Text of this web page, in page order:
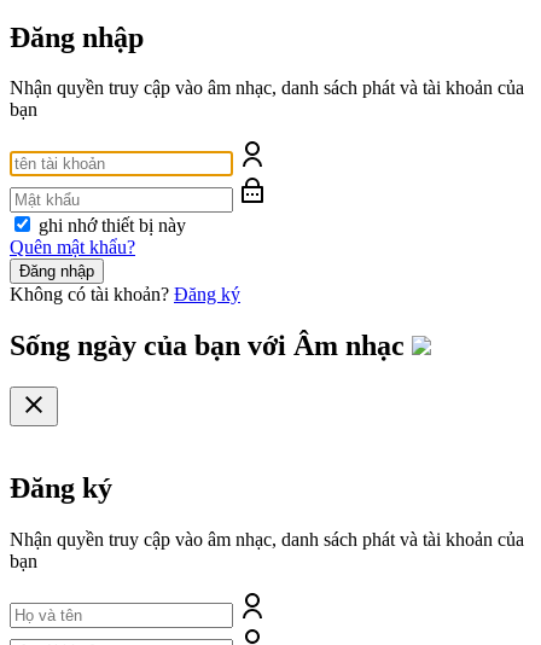
Đăng nhập
Nhận quyền truy cập vào âm nhạc, danh sách phát và tài khoản của
bạn
ghi nhớ thiết bị này
Quên mật khẩu?
Đăng nhập
Không có tài khoản? Đăng ký
Sống ngày của bạn với Âm nhạc
Đăng ký
Nhận quyền truy cập vào âm nhạc, danh sách phát và tài khoản của
bạn